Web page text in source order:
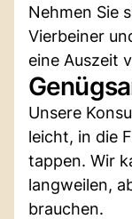
Nehmen Sie
Vierbeiner
eine Auszeit
Unsere
leicht, in die
tappen. Wir
langweilen,
brauchen.